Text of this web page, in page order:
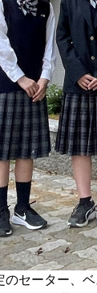
セーター、ベ